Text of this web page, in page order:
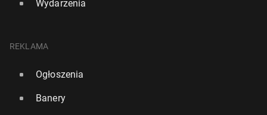
Wydarzenia
REKLAMA
Ogłoszenia
Banery